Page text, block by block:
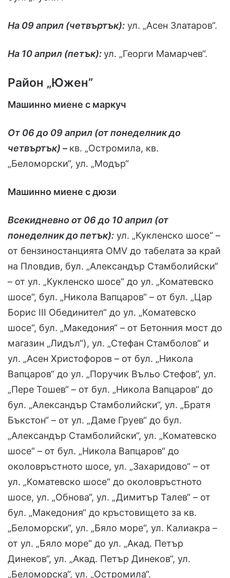
На 09 април (четвъртък): ул. „Асен Златаров“.
На 10 април (петък):ул. „Георги Мамарчев“.
Район „Южен”
Машинно миене с маркуч
От 06 до 09 април (от понеделник до
четвъртък) – кв. „Остромила, кв.
„Беломорски“, ул. „Модър“
Машинно миене с дюзи
Всекидневно от 06 до 10 април (от
понеделник до петък): ул. „Кукленско шосе“ –
от бензиностанцията OMV до табелата за край
на Пловдив, бул. „Александър Стамболийски“
– от ул. „Кукленско шосе“ до ул. „Коматевско
шосе“, бул. „Никола Вапцаров“ – от бул. „Цар
Борис III Обединител“ до ул. „Коматевско
шосе“, бул. „Македония“ – от Бетонния мост до
магазин „Лидъл“), ул. „Стефан Стамболов“ и
ул. „Асен Христофоров – от бул. „Никола
Вапцаров“ до ул. „Поручик Въльо Стефов“, ул.
„Пере Тошев“ – от бул. „Никола Вапцаров“ до
бул. „Александър Стамболийски“, ул. „Братя
Бъкстон“ – от ул. „Даме Груев“ до бул.
„Александър Стамболийски“, ул. „Коматевско
шосе“ – от бул. „Никола Вапцаров“ до
околовръстното шосе, ул. „Захаридово“ – от
ул. „Коматевско шосе“ до околовръстното
шосе, ул. „Обнова“, ул. „Димитър Талев“ – от
бул. „Македония“ до кръстовището за кв.
„Беломорски“, ул. „Бяло море“, ул. Калиакра –
от ул. „Бяло море“ до ул. „Акад. Петър
Динеков“, ул. „Акад. Петър Динеков“, ул.
„Беломорска“, ул. „Остромила“.